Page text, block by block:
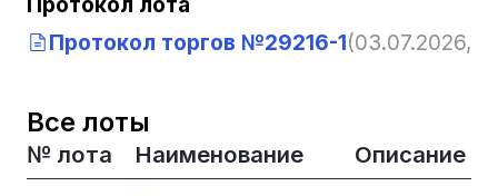
Протокол торгов №29216-1(03.07.2026,
Все лоты
№ лота Наименование Описание